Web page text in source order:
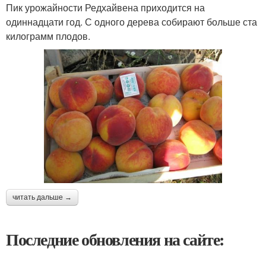
Пик урожайности Редхайвена приходится на
одиннадцати год. С одного дерева собирают больше ста
килограмм плодов.
читать дальше →
Последние обновления на сайте: